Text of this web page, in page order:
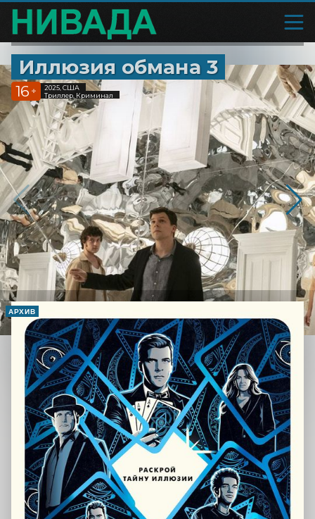
Иллюзия обмана 3
16 +
2025, США
Триллер, Криминал
АРХИВ